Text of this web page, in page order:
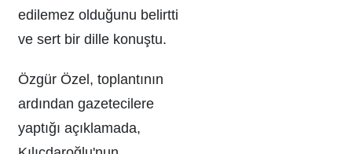
edilemez olduğunu belirtti
ve sert bir dille konuştu.
Özgür Özel, toplantının
ardından gazetecilere
yaptığı açıklamada,